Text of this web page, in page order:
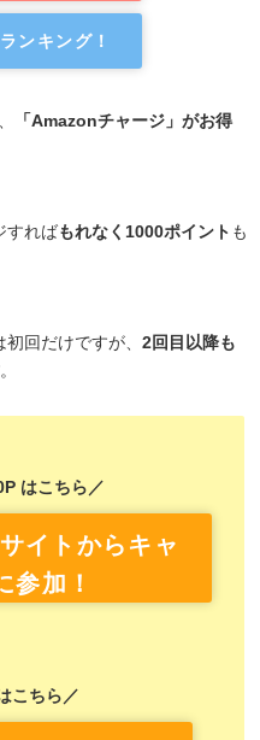
ンキング！
「Amazonチャージ」がお得
すればもれなく1000ポイント も
回だけですが、 2回目以降も
。
はこちら／
イトからキャ
参加！
こちら／